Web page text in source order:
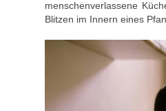
menschenverlassene
Blitzen im Innern eines